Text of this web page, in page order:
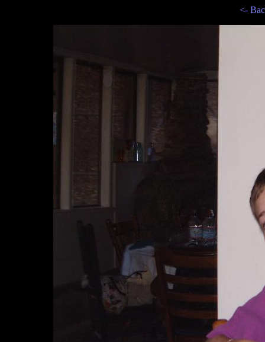
<-